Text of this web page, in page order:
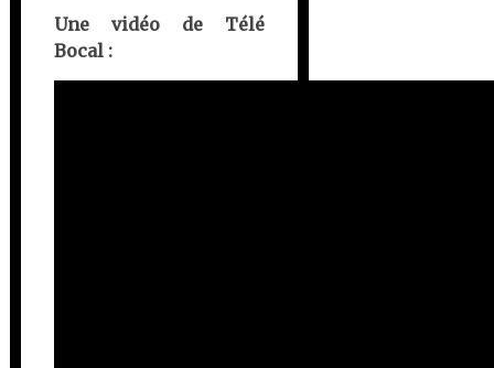
Une vidéo de Télé
Bocal :